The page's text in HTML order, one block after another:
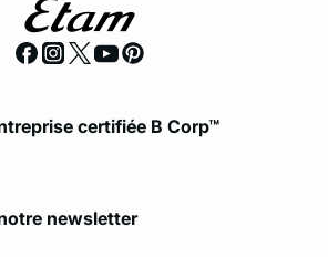
certifiée B Corp™
newsletter